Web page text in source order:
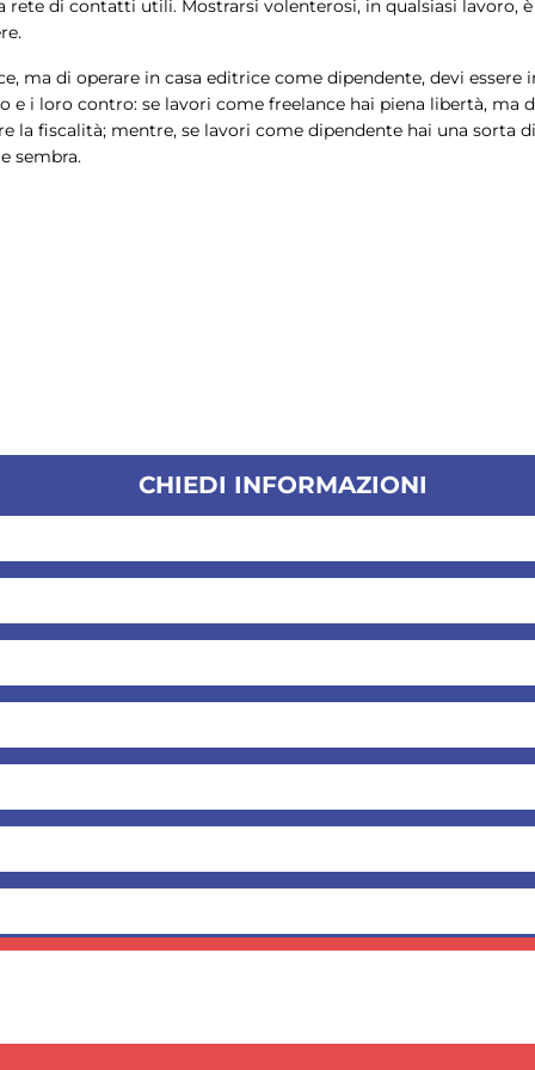
di contatti utili. Mostrarsi volenterosi, in qualsiasi
ma di operare in casa editrice come dipendente, devi
e i loro contro: se lavori come freelance hai piena libertà, ma
la fiscalità; mentre, se lavori come dipendente hai una sorta
sembra.
CHIEDI INFORMAZIONI